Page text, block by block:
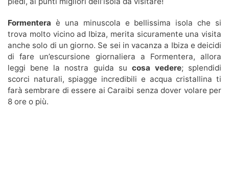
Formentera è una minuscola e bellissima isola che si
trova molto vicino ad Ibiza, merita sicuramente una visita
anche solo di un giorno. Se sei in vacanza a Ibiza e deicidi
di fare un’escursione giornaliera a Formentera, allora
leggi bene la nostra guida su cosa vedere; splendidi
scorci naturali, spiagge incredibili e acqua cristallina ti
farà sembrare di essere ai Caraibi senza dover volare per
8 ore o più.